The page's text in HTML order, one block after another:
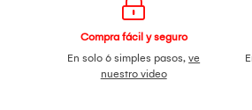
Compra fácil y seguro
En solo 6 simples pasos,ve
nuestro video